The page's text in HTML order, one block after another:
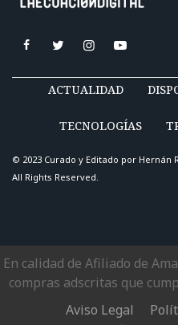
ACTUALIDAD
TECNOLOGÍAS
© 2023 Curado y Editado por Hernán
All Rights Reserved.
En calidad de Afiliado de
compras adscritas que
Aviso Legal